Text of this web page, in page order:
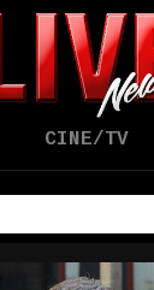
CINE/TV